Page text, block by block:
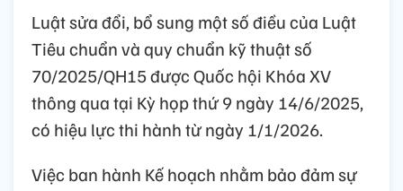
Luật sửa đổi, bổ sung một số điều của Luật
Tiêu chuẩn và quy chuẩn kỹ thuật số
70/2025/QH15 được Quốc hội Khóa XV
thông qua tại Kỳ họp thứ 9 ngày 14/6/2025,
có hiệu lực thi hành từ ngày 1/1/2026.
Việc ban hành Kế hoạch nhằm bảo đảm sự